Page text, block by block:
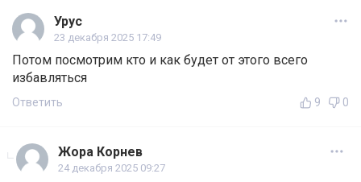
Урус
23 декабря 2025 17:49
Потом посмотрим кто и как будет от этого всего
избавляться
Ответить 9 0
Жора Корнев
24 декабря 2025 09:27